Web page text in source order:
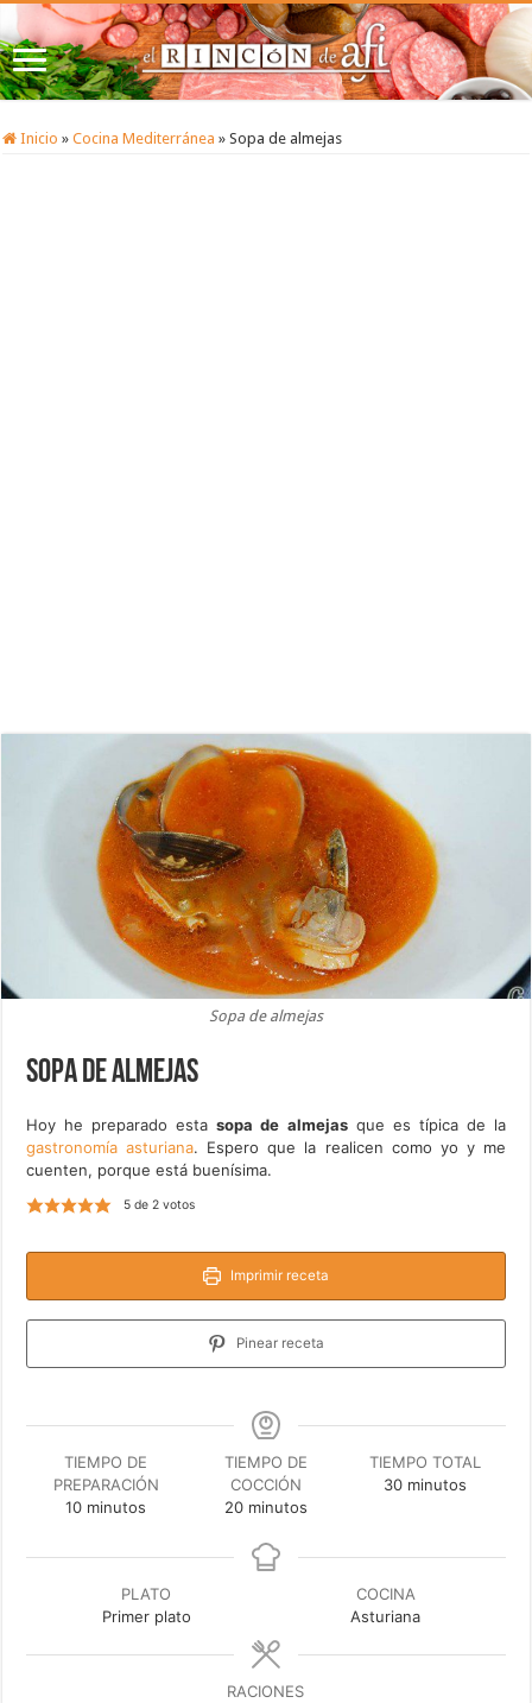
Inicio » Cocina Mediterránea » Sopa de almejas
Sopa de almejas
Sopa de almejas
Hoy he preparado estasopa de almejasque es típica de la
gastronomía asturiana. Espero que la realicen como yo y me
cuenten, porque está buenísima.
5de 2votos
Imprimir receta
Pinear receta
TIEMPO DE
PREPARACIÓN
10minutos
minutos
TIEMPO DE
COCCIÓN
20minutos
minutos
TIEMPO TOTAL
30minutos
minutos
PLATO
Primer plato
COCINA
Asturiana
RACIONES